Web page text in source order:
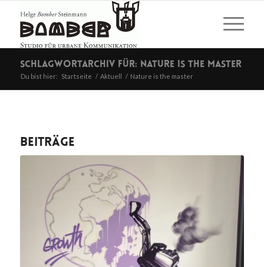
Schlagwortarchiv für: Nature is the master
Du bist hier: Startseite / Aktuell / Nature is the master
Beiträge